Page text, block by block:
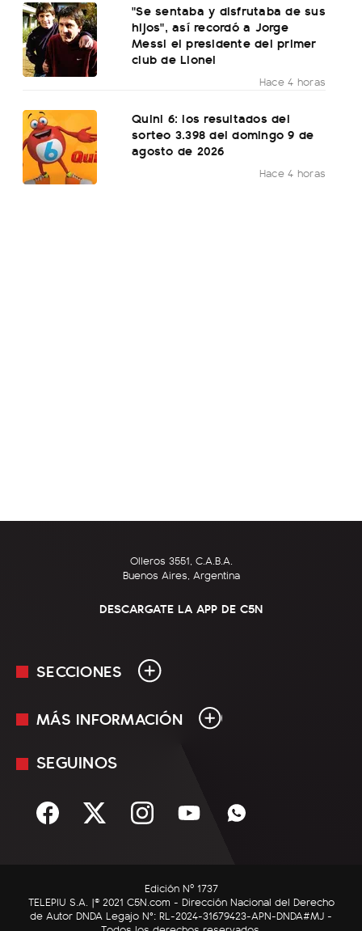
"Se sentaba y disfrutaba de sus
hijos", así recordó a Jorge
Messi el presidente del primer
club de Lionel
Hace 4 horas
Quini 6: los resultados del
sorteo 3.398 del domingo 9 de
agosto de 2026
Hace 4 horas
Olleros 3551, C.A.B.A.
Buenos Aires, Argentina
DESCARGATE LA APP DE C5N
SECCIONES
En Vivo
Sociedad
C5N Autos
RatingCero
MÁS INFORMACIÓN
Mediakit
Términos y condiciones
SEGUINOS
Edición Nº 1737
TELEPIU S.A. |© 2021 C5N.com - Dirección Nacional del Derecho
de Autor DNDA Legajo N°: RL-2024-31679423-APN-DNDA#MJ -